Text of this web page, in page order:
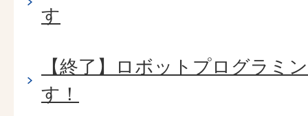
す
【終了】ロボットプログラミ
す！